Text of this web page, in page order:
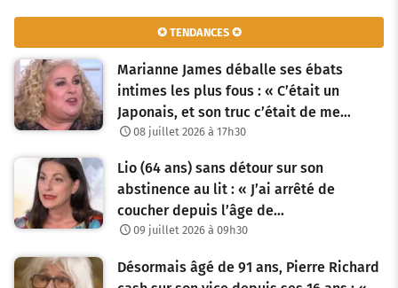
✪ TENDANCES ✪
Marianne James déballe ses ébats
intimes les plus fous : « C’était un
Japonais, et son truc c’était de me…
08 juillet 2026 à 17h30
Lio (64 ans) sans détour sur son
abstinence au lit : « J’ai arrêté de
coucher depuis l’âge de…
09 juillet 2026 à 09h30
Désormais âgé de 91 ans, Pierre Richard